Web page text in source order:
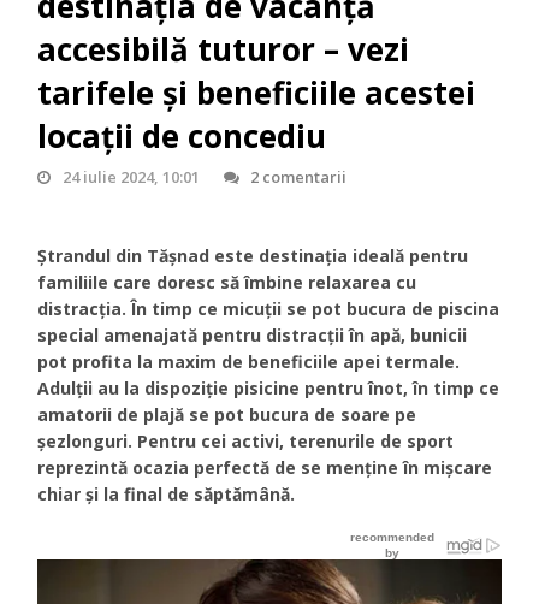
accesibilă tuturor – vezi
tarifele și beneficiile acestei
locații de concediu
24 iulie 2024, 10:01 2 comentarii
Ștrandul din Tășnad este destinația ideală pentru
familiile care doresc să îmbine relaxarea cu
distracția. În timp ce micuții se pot bucura de piscina
special amenajată pentru distracții în apă, bunicii
pot profita la maxim de beneficiile apei termale.
Adulții au la dispoziție pisicine pentru înot, în timp ce
amatorii de plajă se pot bucura de soare pe
șezlonguri. Pentru cei activi, terenurile de sport
reprezintă ocazia perfectă de se menține în mișcare
chiar și la final de săptămână.